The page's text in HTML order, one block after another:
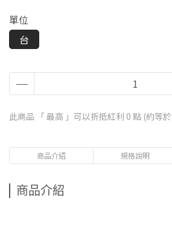
單位
台
此商品 「 最高 」可以折抵紅利 0 點 (約等於
商品介紹 規格說明
商品介紹